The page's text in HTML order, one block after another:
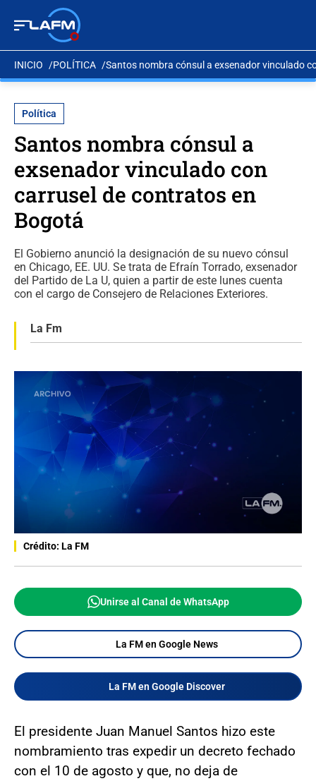
INICIO POLÍTICA Santos nombra cónsul a exsenador vinculado
Política
Santos nombra cónsul a
exsenador vinculado con
carrusel de contratos en
Bogotá
El Gobierno anunció la designación de su nuevo cónsul
en Chicago, EE. UU. Se trata de Efraín Torrado, exsenador
del Partido de La U, quien a partir de este lunes cuenta
con el cargo de Consejero de Relaciones Exteriores.
La Fm
Crédito: La FM
Unirse al Canal de WhatsApp
La FM en Google News
La FM en Google Discover
El presidente Juan Manuel Santos hizo este
nombramiento tras expedir un decreto fechado
con el 10 de agosto y que, no deja de